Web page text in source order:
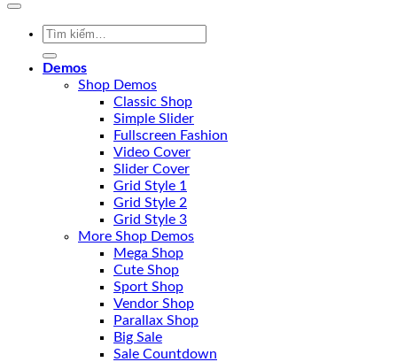
Tìm
Demos
Shop Demos
Classic Shop
Simple Slider
Fullscreen Fashion
Video Cover
Slider Cover
Grid Style 1
Grid Style 2
Grid Style 3
More Shop Demos
Mega Shop
Cute Shop
Sport Shop
Vendor Shop
Parallax Shop
Big Sale
Sale Countdown